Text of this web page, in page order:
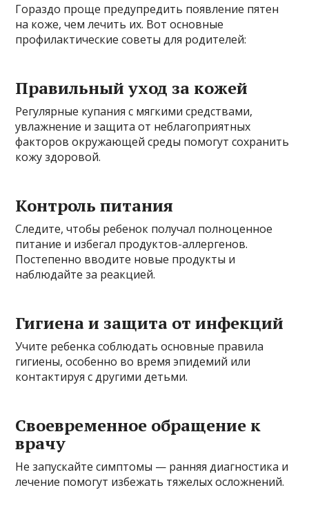
Гораздо проще предупредить появление пятен
на коже, чем лечить их. Вот основные
профилактические советы для родителей:
Правильный уход за кожей
Регулярные купания с мягкими средствами,
увлажнение и защита от неблагоприятных
факторов окружающей среды помогут сохранить
кожу здоровой.
Контроль питания
Следите, чтобы ребенок получал полноценное
питание и избегал продуктов-аллергенов.
Постепенно вводите новые продукты и
наблюдайте за реакцией.
Гигиена и защита от инфекций
Учите ребенка соблюдать основные правила
гигиены, особенно во время эпидемий или
контактируя с другими детьми.
Своевременное обращение к
врачу
Не запускайте симптомы — ранняя диагностика и
лечение помогут избежать тяжелых осложнений.